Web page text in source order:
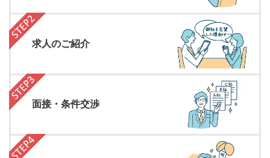
求人のご紹介
面接・条件交渉